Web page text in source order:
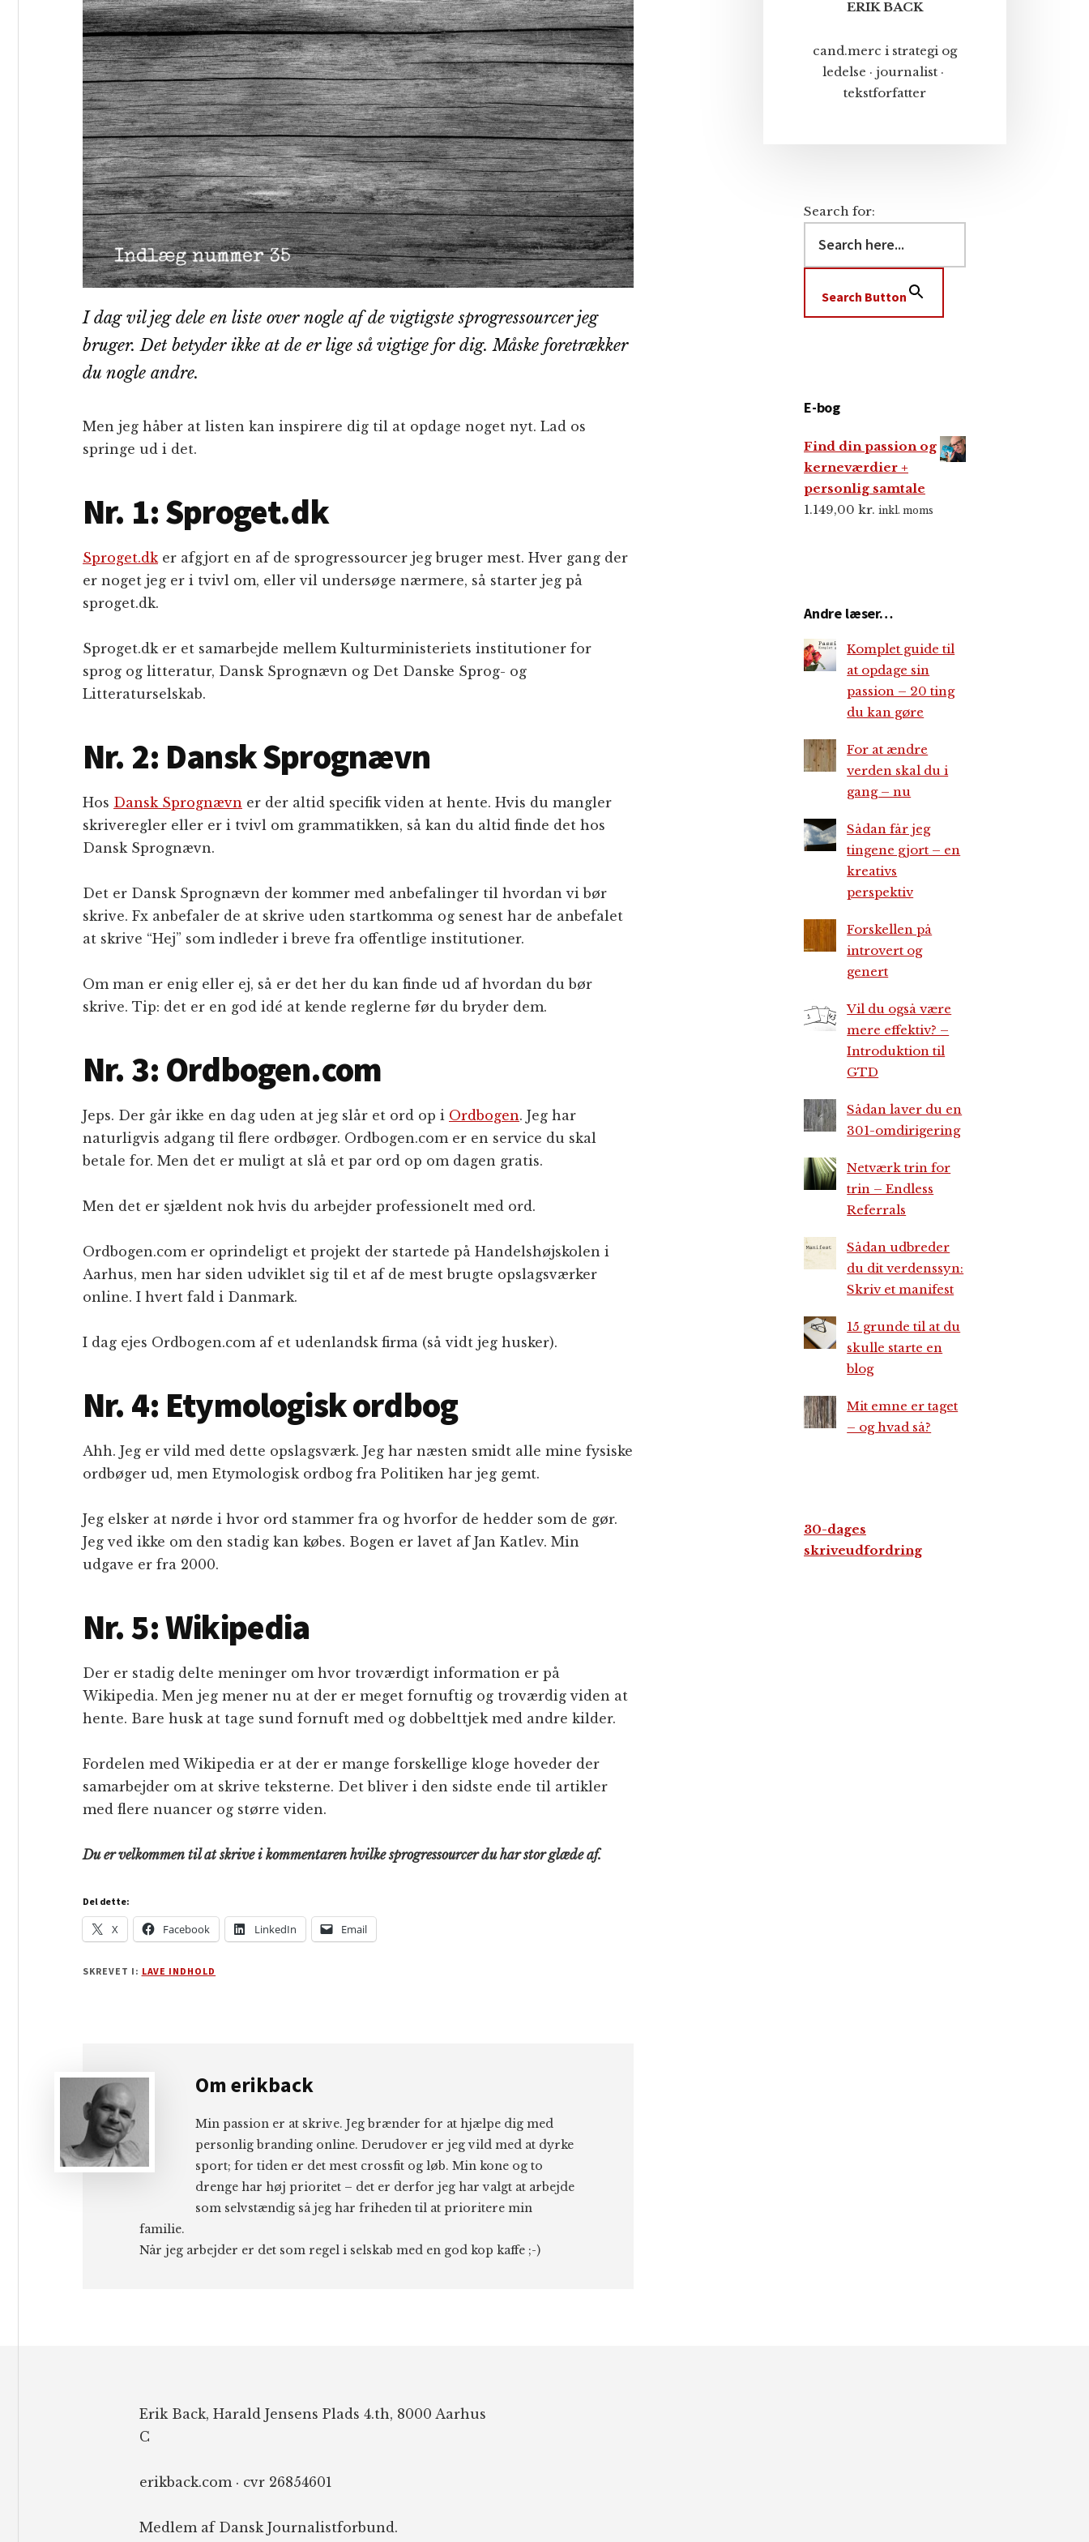
I dag vil jeg dele en liste over nogle af de vigtigste sprogressourcer jeg
bruger. Det betyder ikke at de er lige så vigtige for dig. Måske foretrækker
du nogle andre.
Men jeg håber at listen kan inspirere dig til at opdage noget nyt. Lad os
springe ud i det.
Nr. 1: Sproget.dk
Sproget.dk er afgjort en af de sprogressourcer jeg bruger mest. Hver gang der
er noget jeg er i tvivl om, eller vil undersøge nærmere, så starter jeg på
sproget.dk.
Sproget.dk er et samarbejde mellem Kulturministeriets institutioner for
sprog og litteratur, Dansk Sprognævn og Det Danske Sprog- og
Litteraturselskab.
Nr. 2: Dansk Sprognævn
Hos Dansk Sprognævn er der altid specifik viden at hente. Hvis du mangler
skriveregler eller er i tvivl om grammatikken, så kan du altid finde det hos
Dansk Sprognævn.
Det er Dansk Sprognævn der kommer med anbefalinger til hvordan vi bør
skrive. Fx anbefaler de at skrive uden startkomma og senest har de anbefalet
at skrive “Hej” som indleder i breve fra offentlige institutioner.
Om man er enig eller ej, så er det her du kan finde ud af hvordan du bør
skrive. Tip: det er en god idé at kende reglerne før du bryder dem.
Nr. 3: Ordbogen.com
Jeps. Der går ikke en dag uden at jeg slår et ord op i Ordbogen. Jeg har
naturligvis adgang til flere ordbøger. Ordbogen.com er en service du skal
betale for. Men det er muligt at slå et par ord op om dagen gratis.
Men det er sjældent nok hvis du arbejder professionelt med ord.
Ordbogen.com er oprindeligt et projekt der startede på Handelshøjskolen i
Aarhus, men har siden udviklet sig til et af de mest brugte opslagsværker
online. I hvert fald i Danmark.
I dag ejes Ordbogen.com af et udenlandsk firma (så vidt jeg husker).
Nr. 4: Etymologisk ordbog
Ahh. Jeg er vild med dette opslagsværk. Jeg har næsten smidt alle mine fysiske
ordbøger ud, men Etymologisk ordbog fra Politiken har jeg gemt.
Jeg elsker at nørde i hvor ord stammer fra og hvorfor de hedder som de gør.
Jeg ved ikke om den stadig kan købes. Bogen er lavet af Jan Katlev. Min
udgave er fra 2000.
Nr. 5: Wikipedia
Der er stadig delte meninger om hvor troværdigt information er på
Wikipedia. Men jeg mener nu at der er meget fornuftig og troværdig viden at
hente. Bare husk at tage sund fornuft med og dobbelttjek med andre kilder.
Fordelen med Wikipedia er at der er mange forskellige kloge hoveder der
samarbejder om at skrive teksterne. Det bliver i den sidste ende til artikler
med flere nuancer og større viden.
Du er velkommen til at skrive i kommentaren hvilke sprogressourcer du har stor glæde af.
Del dette:
X Facebook LinkedIn Email
SKREVET I: LAVE INDHOLD
Om erikback
Min passion er at skrive. Jeg brænder for at hjælpe dig med
personlig branding online. Derudover er jeg vild med at dyrke
sport; for tiden er det mest crossfit og løb. Min kone og to
drenge har høj prioritet – det er derfor jeg har valgt at arbejde
som selvstændig så jeg har friheden til at prioritere min
familie.
Når jeg arbejder er det som regel i selskab med en god kop kaffe ;-)
ERIK BACK
cand.merc i strategi og
ledelse · journalist ·
tekstforfatter
Search for:
Search Button
E-bog
Find din passion og
kerneværdier +
personlig samtale
1.149,00 kr. inkl. moms
Andre læser…
Komplet guide til
at opdage sin
passion – 20 ting
du kan gøre
For at ændre
verden skal du i
gang – nu
Sådan får jeg
tingene gjort – en
kreativs
perspektiv
Forskellen på
introvert og
genert
Vil du også være
mere effektiv? –
Introduktion til
GTD
Sådan laver du en
301-omdirigering
Netværk trin for
trin – Endless
Referrals
Sådan udbreder
du dit verdenssyn:
Skriv et manifest
15 grunde til at du
skulle starte en
blog
Mit emne er taget
– og hvad så?
30-dages
skriveudfordring
Erik Back, Harald Jensens Plads 4.th, 8000 Aarhus
C
erikback.com · cvr 26854601
Medlem af Dansk Journalistforbund.